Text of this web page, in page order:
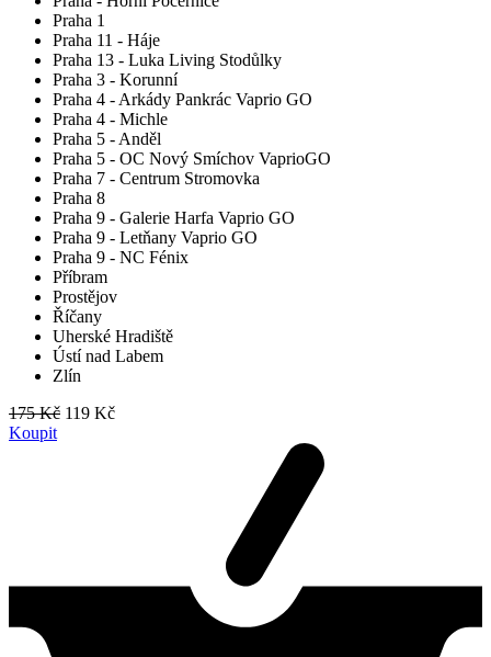
Praha 1
Praha 11 - Háje
Praha 13 - Luka Living Stodůlky
Praha 3 - Korunní
Praha 4 - Arkády Pankrác Vaprio GO
Praha 4 - Michle
Praha 5 - Anděl
Praha 5 - OC Nový Smíchov VaprioGO
Praha 7 - Centrum Stromovka
Praha 8
Praha 9 - Galerie Harfa Vaprio GO
Praha 9 - Letňany Vaprio GO
Praha 9 - NC Fénix
Příbram
Prostějov
Říčany
Uherské Hradiště
Ústí nad Labem
Zlín
175 Kč 119 Kč
Koupit